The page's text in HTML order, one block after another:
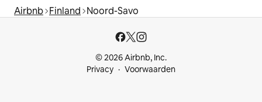
Airbnb Finland Noord-Savo
© 2026 Airbnb, Inc.
Privacy
Voorwaarden